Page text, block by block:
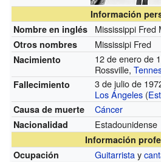
Información
Nombre en inglés
Mississippi Fred
Otros nombres Mississipi Fred
Nacimiento
12 de enero de
Rossville,
Fallecimiento
3 de julio de
Los Ángeles (
Causa de muerte Cáncer
Nacionalidad Estadounidense
Información
Ocupación
Guitarristay